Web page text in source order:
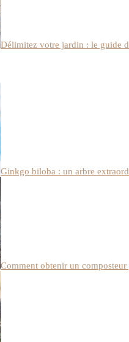
Délimitez votre jardin : le guide
Ginkgo biloba : un arbre
Comment obtenir un composteur